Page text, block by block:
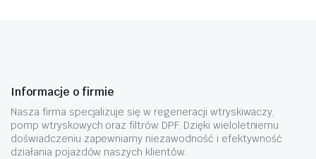
Informacje o firmie
Nasza firma specjalizuje się w regeneracji wtryskiwaczy,
pomp wtryskowych oraz filtrów DPF. Dzięki wieloletniemu
doświadczeniu zapewniamy niezawodność i efektywność
działania pojazdów naszych klientów.